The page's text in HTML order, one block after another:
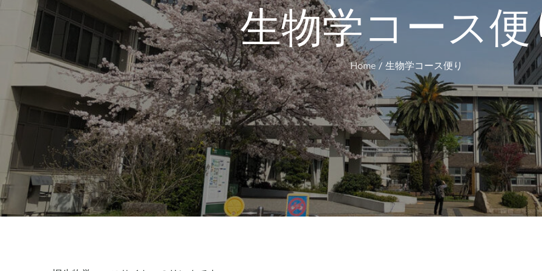
生物学コース
Home 生物学コース便り